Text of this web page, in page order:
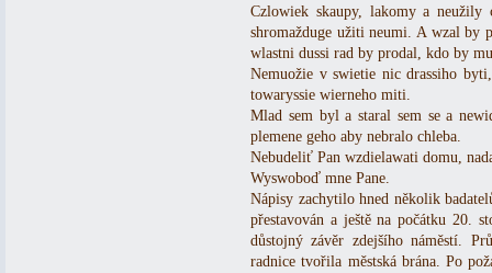
Czlowiek skaupy, lakomy a
shromažduge užiti neumi. A wzal by
wlastni dussi rad by prodal, kdo by
Nemuožie v swietie nic drassiho
towaryssie wierneho miti.
Mlad sem byl a staral sem se a
plemene geho aby nebralo chleba.
Nebudeliť Pan wzdielawati domu,
Wyswoboď mne Pane.
Nápisy zachytilo hned několik
přestavován a ještě na počátku 20.
důstojný závěr zdejšího náměstí.
radnice tvořila městská brána. Po